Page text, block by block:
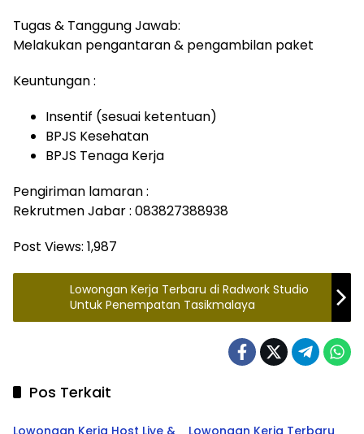
Tugas & Tanggung Jawab:
Melakukan pengantaran & pengambilan paket
Keuntungan :
Insentif (sesuai ketentuan)
BPJS Kesehatan
BPJS Tenaga Kerja
Pengiriman lamaran :
Rekrutmen Jabar : 083827388938
Post Views: 1,987
Lowongan Kerja Terbaru di Radwork Studio
Untuk Penempatan Tasikmalaya
Pos Terkait
Ciamis
Lowongan Kerja Host Live & Lowongan Kerja Terbaru